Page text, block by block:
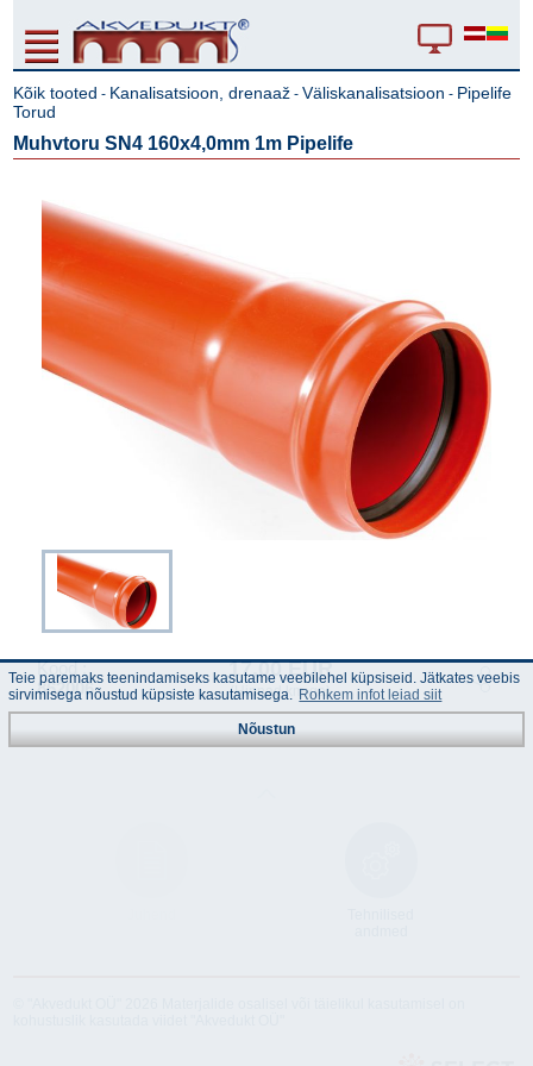
Kõik tooted - Kanalisatsioon, drenaaž -Väliskanalisatsioon - Pipelife
Torud
Muhvtoru SN4 160x4,0mm 1m Pipelife
Kood :
862006
17.00 EUR
(Hinnad km-ga)
Teie paremaks teenindamiseks kasutame veebilehel küpsiseid. Jätkates veebis
sirvimisega nõustud küpsiste kasutamisega. Rohkem infot leiad siit
Nõustun